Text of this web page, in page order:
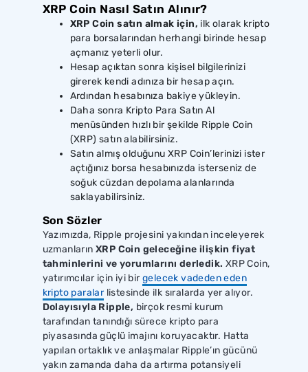
XRP Coin Nasıl Satın Alınır?
XRP Coin satın almak için, ilk olarak kripto
para borsalarından herhangi birinde hesap
açmanız yeterli olur.
Hesap açıktan sonra kişisel bilgilerinizi
girerek kendi adınıza bir hesap açın.
Ardından hesabınıza bakiye yükleyin.
Daha sonra Kripto Para Satın Al
menüsünden hızlı bir şekilde Ripple Coin
(XRP) satın alabilirsiniz.
Satın almış olduğunu XRP Coin’lerinizi ister
açtığınız borsa hesabınızda isterseniz de
soğuk cüzdan depolama alanlarında
saklayabilirsiniz.
Son Sözler
Yazımızda, Ripple projesini yakından inceleyerek
uzmanların XRP Coin geleceğine ilişkin fiyat
tahminlerini ve yorumlarını derledik. XRP Coin,
yatırımcılar için iyi birgelecek vadeden eden
kripto paralarlistesinde ilk sıralarda yer alıyor.
Dolayısıyla Ripple, birçok resmi kurum
tarafından tanındığı sürece kripto para
piyasasında güçlü imajını koruyacaktır. Hatta
yapılan ortaklık ve anlaşmalar Ripple’ın gücünü
yakın zamanda daha da artırma potansiyeli